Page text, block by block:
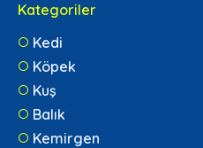
Kategoriler
Kedi
Köpek
Kuş
Balık
Kemirgen